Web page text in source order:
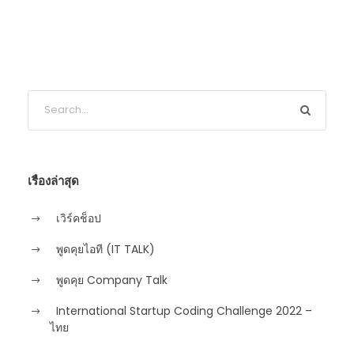
เรื่องล่าสุด
เวิร์คช็อป
พูดคุยไอที (IT TALK)
พูดคุย Company Talk
International Startup Coding Challenge 2022 –
ไทย